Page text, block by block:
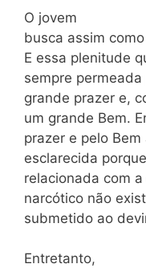
O jovem
busca assim
E essa plenitude
sempre
grande prazer e,
um grande Bem.
prazer e pelo
esclarecida
relacionada com
narcótico não
submetido ao
Entretanto,